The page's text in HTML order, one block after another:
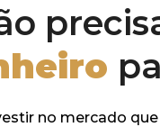
no mercado